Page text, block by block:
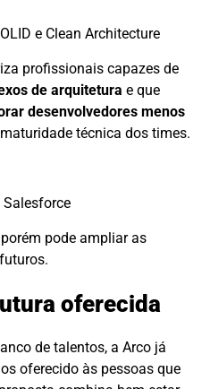
e Clean Architecture
profissionais capazes de
de arquitetura e que
desenvolvedores menos
técnica dos times.
Salesforce
pode ampliar as
oferecida
de talentos, a Arco já
oferecido às pessoas que